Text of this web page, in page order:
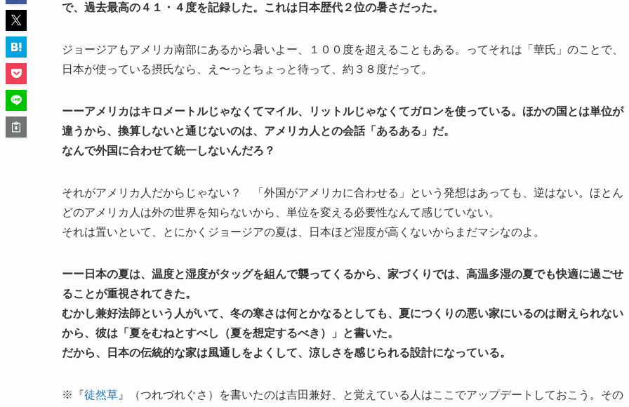
で、過去最高の４１・４度を記録した。これは日本歴代２位の暑さだった。
ジョージアもアメリカ南部にあるから暑いよー、１００度を超えることもある。ってそれは「華氏」のことで、
日本が使っている摂氏なら、え〜っとちょっと待って、約３８度だって。
ーーアメリカはキロメートルじゃなくてマイル、リットルじゃなくてガロンを使っている。ほかの国とは単位が
違うから、換算しないと通じないのは、アメリカ人との会話「あるある」だ。
なんで外国に合わせて統一しないんだろ？
それがアメリカ人だからじゃない？ 「外国がアメリカに合わせる」という発想はあっても、逆はない。ほとん
どのアメリカ人は外の世界を知らないから、単位を変える必要性なんて感じていない。
それは置いといて、とにかくジョージアの夏は、日本ほど湿度が高くないからまだマシなのよ。
ーー日本の夏は、温度と湿度がタッグを組んで襲ってくるから、家づくりでは、高温多湿の夏でも快適に過ごせ
ることが重視されてきた。
むかし兼好法師という人がいて、冬の寒さは何とかなるとしても、夏につくりの悪い家にいるのは耐えられない
から、彼は「夏をむねとすべし（夏を想定するべき）」と書いた。
だから、日本の伝統的な家は風通しをよくして、涼しさを感じられる設計になっている。
※『徒然草 』（つれづれぐさ）を書いたのは吉田兼好、と覚えている人はここでアップデートしておこう。その